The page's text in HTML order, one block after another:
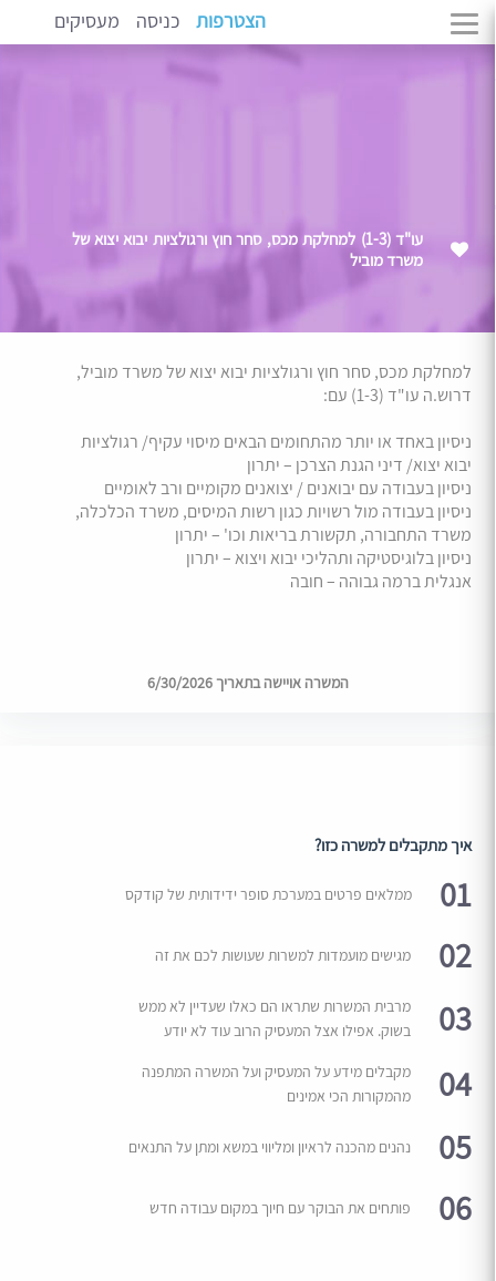
הצטרפות כניסה מעסיקים
עו"ד (1-3) למחלקת מכס, סחר חוץ ורגולציות יבוא יצוא של
משרד מוביל
למחלקת מכס, סחר חוץ ורגולציות יבוא יצוא של משרד מוביל,
דרוש.ה עו"ד (1-3) עם:
ניסיון באחד או יותר מהתחומים הבאים מיסוי עקיף/ רגולציות
יבוא יצוא/ דיני הגנת הצרכן – יתרון
ניסיון בעבודה עם יבואנים / יצואנים מקומיים ורב לאומיים
ניסיון בעבודה מול רשויות כגון רשות המיסים, משרד הכלכלה,
משרד התחבורה, תקשורת בריאות וכו' – יתרון
ניסיון בלוגיסטיקה ותהליכי יבוא ויצוא – יתרון
אנגלית ברמה גבוהה – חובה
המשרה אויישה בתאריך 6/30/2026
איך מתקבלים למשרה כזו?
01 ממלאים פרטים במערכת סופר ידידותית של קודקס
02 מגישים מועמדות למשרות שעושות לכם את זה
03
מרבית המשרות שתראו הם כאלו שעדיין לא ממש
בשוק. אפילו אצל המעסיק הרוב עוד לא יודע
04
מקבלים מידע על המעסיק ועל המשרה המתפנה
מהמקורות הכי אמינים
05 נהנים מהכנה לראיון ומליווי במשא ומתן על התנאים
06 פותחים את הבוקר עם חיוך במקום עבודה חדש